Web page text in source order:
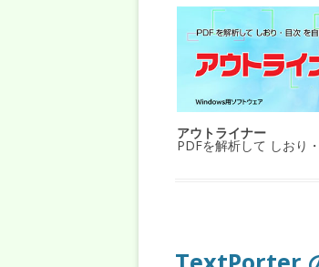
アウトライナー
PDFを解析して しおり